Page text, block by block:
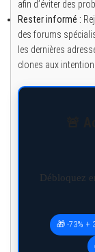
afin d’éviter des
Rester informé :
des forums
les dernières
clones aux
Débloquez
🎁 -73% +